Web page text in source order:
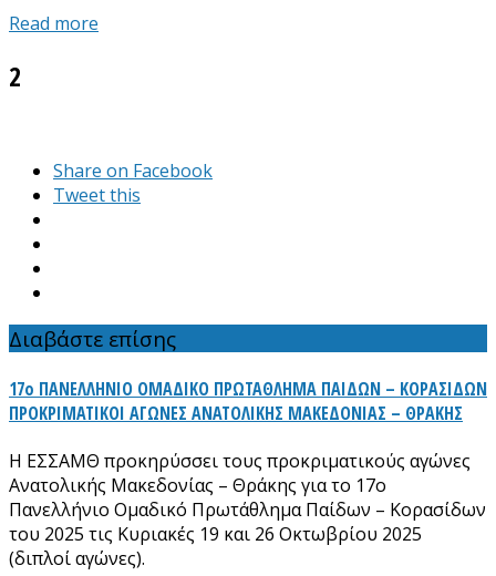
Read more
2
Share on Facebook
Tweet this
Διαβάστε επίσης
17ο ΠΑΝΕΛΛΗΝΙΟ ΟΜΑΔΙΚΟ ΠΡΩΤΑΘΛΗΜΑ ΠΑΙΔΩΝ – ΚΟΡΑΣΙΔΩΝ
ΠΡΟΚΡΙΜΑΤΙΚΟΙ ΑΓΩΝΕΣ ΑΝΑΤΟΛΙΚΗΣ ΜΑΚΕΔΟΝΙΑΣ – ΘΡΑΚΗΣ
Η ΕΣΣΑΜΘ προκηρύσσει τους προκριματικούς αγώνες
Ανατολικής Μακεδονίας – Θράκης για το 17ο
Πανελλήνιο Ομαδικό Πρωτάθλημα Παίδων – Κορασίδων
του 2025 τις Κυριακές 19 και 26 Οκτωβρίου 2025
(διπλοί αγώνες).